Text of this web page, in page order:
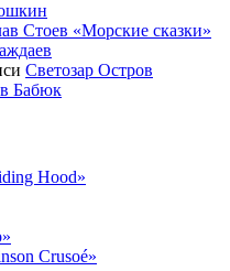
Стоев «Морские сказки»
Светозар Остров
Бабюк
Hood»
Crusoé»